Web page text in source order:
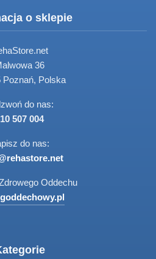
o sklepie
36
Poznań, Polska
do nas:
507 004
do nas:
Oddechu